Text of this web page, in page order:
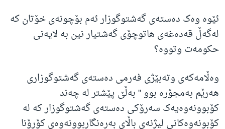
ئێوە وەک دەستەی گەشتوگوزار ئەم بۆچونەی خۆتان کە
لەگەڵ قەدەغەی هاتوچۆی گەشتیار نین بە لایەنی
حکومەت وتووە؟
وەڵامەکەی وتەبێژی فەرمی دەستەی گەشتوگوزاری
هەرێم بەمجۆرە بوو " به‌ڵێ پێشتر له‌ چه‌ند
کۆبوونه‌وه‌یه‌ک سه‌رۆکی ده‌سته‌ی گه‌شتوگوزار که‌ له‌
کۆبونه‌وه‌کانی لیژنه‌ی باڵای به‌ره‌نگاربوونه‌وه‌ی کۆرۆنا